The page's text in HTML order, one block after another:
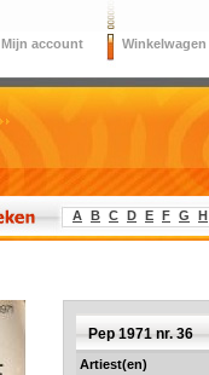
Mijn account Winkelwagen
A B C D E F G H
Pep 1971 nr. 36
Artiest(en)